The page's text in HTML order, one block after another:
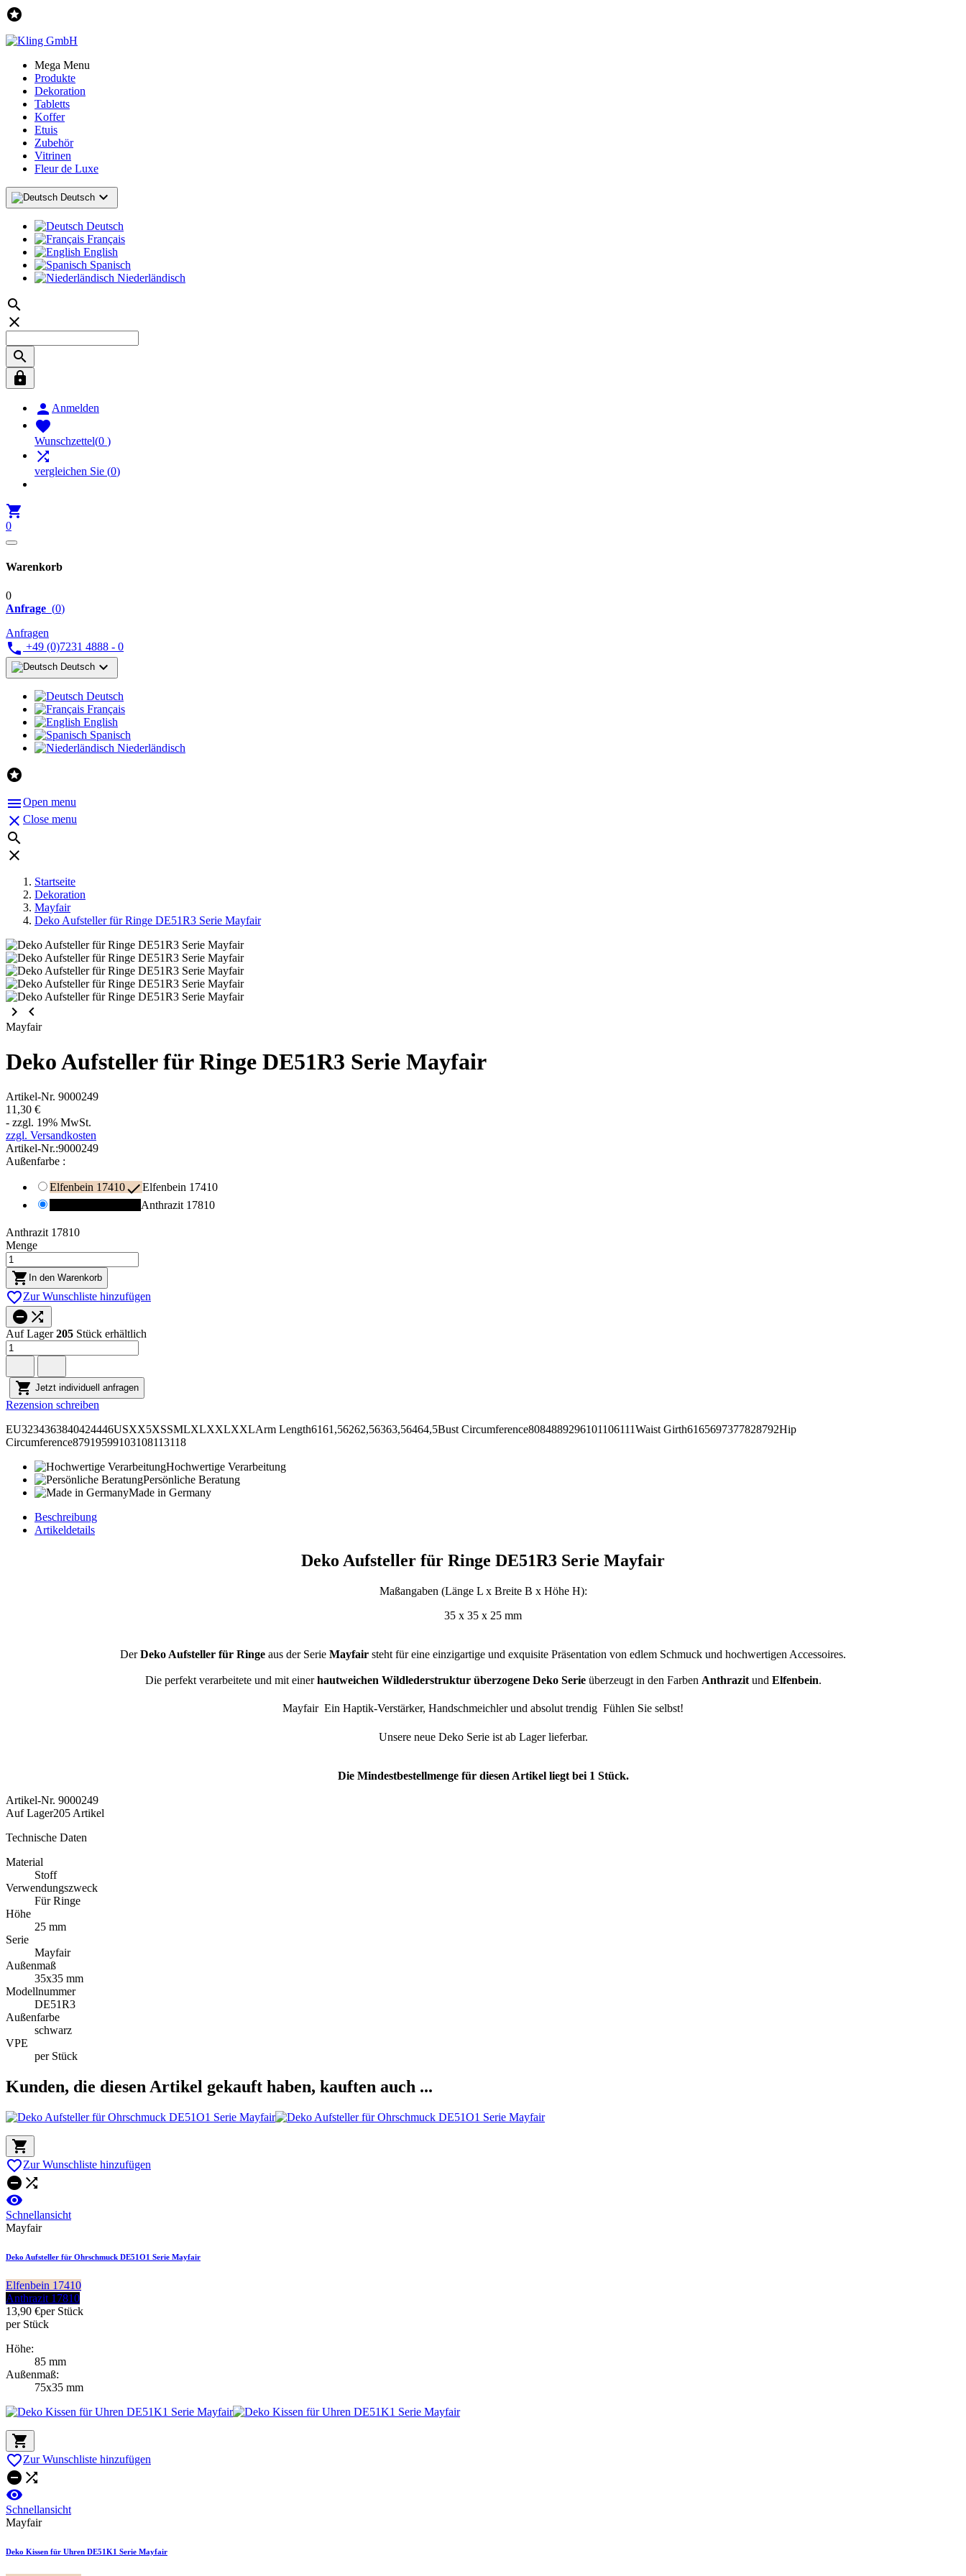

Mega Menu
Produkte
Dekoration
Tabletts
Koffer
Etuis
Zubehör
Vitrinen
Fleur de Luxe
Deutsch 
Deutsch
Français
English
Spanisch
Niederländisch




 Anmelden

Wunschzettel(0 )

vergleichen Sie (0)

0
Warenkorb
0
Anfrage (0)
Anfragen
 +49 (0)7231 4888 - 0
Deutsch 
Deutsch
Français
English
Spanisch
Niederländisch

Open menu
 Close menu


Startseite
Dekoration
Mayfair
Deko Aufsteller für Ringe DE51R3 Serie Mayfair
keyboard_arrow_right keyboard_arrow_left
Mayfair
Deko Aufsteller für Ringe DE51R3 Serie Mayfair
Artikel-Nr. 9000249
11,30 €
- zzgl. 19% MwSt.
zzgl. Versandkosten
Artikel-Nr.:9000249
Außenfarbe :
Elfenbein 17410Elfenbein 17410
Anthrazit 17810
Anthrazit 17810
Menge
 In den Warenkorb
Zur Wunschliste hinzufügen
 
Auf Lager205 Stück erhältlich
 Jetzt individuell anfragen
Rezension schreiben
EU3234363840424446USXX5XSSMLXLXXLXXLArm Length6161,56262,56363,56464,5Bust Circumference8084889296101106111Waist Girth6165697377828792Hip
Circumference87919599103108113118
Hochwertige Verarbeitung
Persönliche Beratung
Made in Germany
Beschreibung
Artikeldetails
Deko Aufsteller für Ringe DE51R3 Serie Mayfair
Maßangaben (Länge L x Breite B x Höhe H):
35 x 35 x 25 mm
DerDeko Aufsteller für Ringe aus der Serie Mayfair steht für eine einzigartige und exquisite Präsentation von edlem Schmuck und hochwertigen Accessoires.
Die perfekt verarbeitete und mit einerhautweichen Wildlederstruktur überzogene Deko Serieüberzeugt in den Farben Anthrazitund Elfenbein.
Mayfair  Ein Haptik-Verstärker, Handschmeichler und absolut trendig  Fühlen Sie selbst!
Unsere neue Deko Serie ist ab Lager lieferbar.
Die Mindestbestellmenge für diesen Artikel liegt bei 1 Stück.
Artikel-Nr. 9000249
Auf Lager205 Artikel
Technische Daten
Material
Stoff
Verwendungszweck
Für Ringe
Höhe
25 mm
Serie
Mayfair
Außenmaß
35x35 mm
Modellnummer
DE51R3
Außenfarbe
schwarz
VPE
per Stück
Kunden, die diesen Artikel gekauft haben, kauften auch ...

Zur Wunschliste hinzufügen
 

Schnellansicht
Mayfair
Deko Aufsteller für Ohrschmuck DE51O1 Serie Mayfair
Elfenbein 17410
Anthrazit 17810
13,90 €per Stück
per Stück
Höhe:
85 mm
Außenmaß:
75x35 mm

Zur Wunschliste hinzufügen
 

Schnellansicht
Mayfair
Deko Kissen für Uhren DE51K1 Serie Mayfair